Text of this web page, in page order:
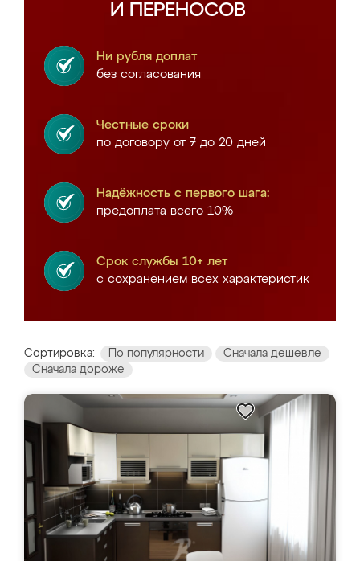
И ПЕРЕНОСОВ
Ни рубля доплат
без согласования
Честные сроки
по договору от 7 до 20 дней
Надёжность с первого шага:
предоплата всего 10%
Срок службы 10+ лет
с сохранением всех характеристик
Сортировка: По популярности
Сначала дешевле
Сначала дороже